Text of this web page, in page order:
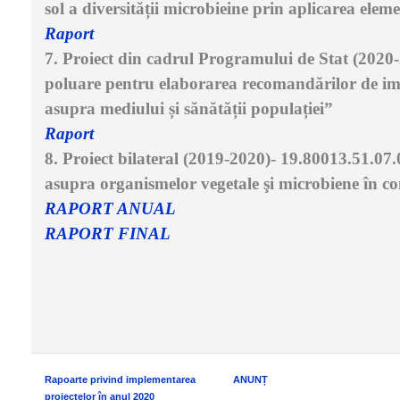
sol a diversității microbieine prin aplicarea
Raport
7. Proiect din cadrul Programului de Stat
poluare pentru elaborarea recomandărilor de
asupra mediului și sănătății populației”
Raport
8. Proiect bilateral (2019-2020)-
asupra organismelor vegetale şi microbiene în
RAPORT ANUAL
RAPORT FINAL
Rapoarte privind implementarea
proiectelor în anul 2020
ANUNȚ